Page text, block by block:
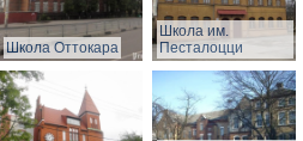
Школа Оттокара
Школа им.
Песталоцци